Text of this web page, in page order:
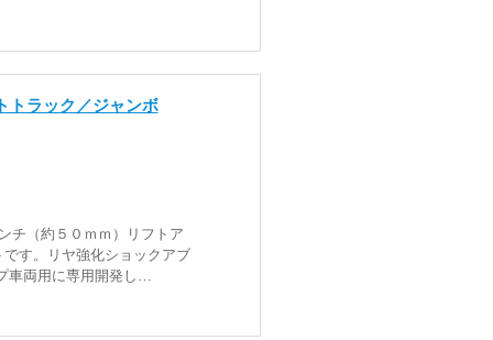
ラック／ジャンボ
チ（約５０ｍｍ）リフトア
す。リヤ強化ショックアブ
車両用に専用開発し…